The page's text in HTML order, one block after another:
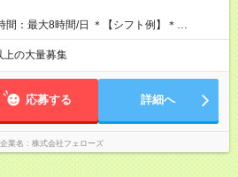
間：最大8時間/日 ＊【シフト例】＊
11:00～20:00 (3) 12:00～21:00 など ◎
・休憩1時間です。中抜けシフトなどはあり
談に応じますのでおっしゃってください！
上の大量募集
応募する 詳細へ
業名 株式会社フェローズ